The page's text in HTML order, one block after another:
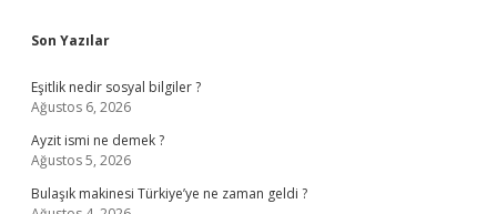
Sidebar
Son Yazılar
Eşitlik nedir sosyal bilgiler ?
Ağustos 6, 2026
Ayzit ismi ne demek ?
Ağustos 5, 2026
Bulaşık makinesi Türkiye’ye ne zaman geldi ?